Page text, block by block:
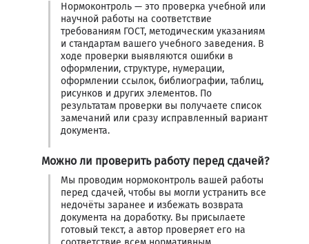
Нормоконтроль — это проверка учебной или
научной работы на соответствие
требованиям ГОСТ, методическим указаниям
и стандартам вашего учебного заведения. В
ходе проверки выявляются ошибки в
оформлении, структуре, нумерации,
оформлении ссылок, библиографии, таблиц,
рисунков и других элементов. По
результатам проверки вы получаете список
замечаний или сразу исправленный вариант
документа.
Можно ли проверить работу перед сдачей?
Мы проводим нормоконтроль вашей работы
перед сдачей, чтобы вы могли устранить все
недочёты заранее и избежать возврата
документа на доработку. Вы присылаете
готовый текст, а автор проверяет его на